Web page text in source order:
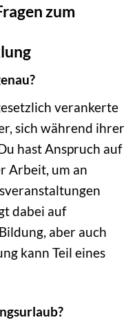
zum
verankerte
sich während ihrer
hast Anspruch auf
Arbeit, um an
dabei auf
aber auch
kann Teil eines